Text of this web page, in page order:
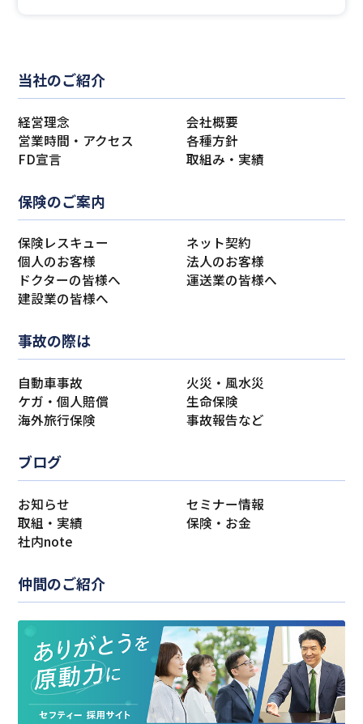
当社のご紹介
経営理念
会社概要
営業時間・アクセス
各種方針
FD宣言
取組み・実績
保険のご案内
保険レスキュー
ネット契約
個人のお客様
法人のお客様
ドクターの皆様へ
運送業の皆様へ
建設業の皆様へ
事故の際は
自動車事故
火災・風水災
ケガ・個人賠償
生命保険
海外旅行保険
事故報告など
ブログ
お知らせ
セミナー情報
取組・実績
保険・お金
社内note
仲間のご紹介